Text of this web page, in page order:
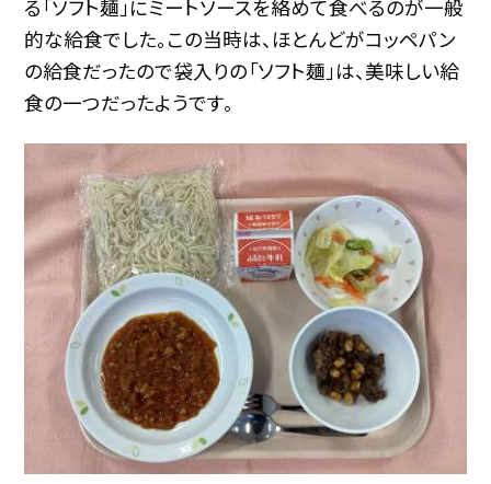
る「ソフト麺」にミートソースを絡めて食べるのが一般
的な給食でした。この当時は、ほとんどがコッペパン
の給食だったので袋入りの「ソフト麺」は、美味しい給
食の一つだったようです。